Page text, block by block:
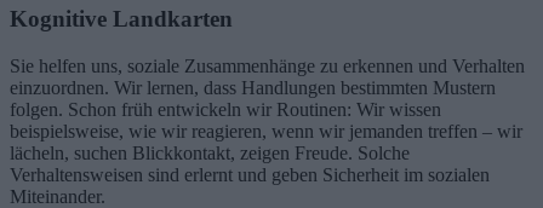
Kognitive Landkarten
Sie helfen uns, soziale Zusammenhänge zu erkennen und Verhalten
einzuordnen. Wir lernen, dass Handlungen bestimmten Mustern
folgen. Schon früh entwickeln wir Routinen: Wir wissen
beispielsweise, wie wir reagieren, wenn wir jemanden treffen – wir
lächeln, suchen Blickkontakt, zeigen Freude. Solche
Verhaltensweisen sind erlernt und geben Sicherheit im sozialen
Miteinander.